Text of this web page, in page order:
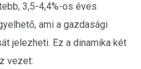
3,5-4,4%-os éves
ami a gazdasági
jelezheti. Ez a dinamika két
vezet: